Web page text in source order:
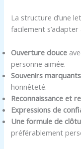
La structure d’une
facilement
Ouverture douce
personne aimée.
Souvenirs marquants
honnêteté.
Reconnaissance et
Expressions de
Une formule de
préférablement